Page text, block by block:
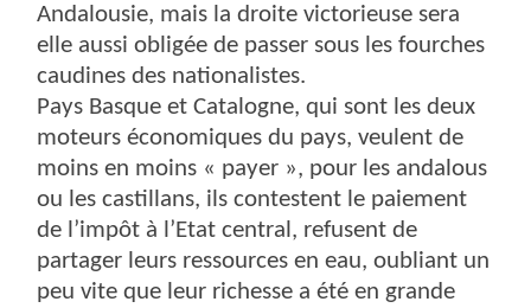
Andalousie, mais la droite victorieuse sera
elle aussi obligée de passer sous les fourches
caudines des nationalistes.
Pays Basque et Catalogne, qui sont les deux
moteurs économiques du pays, veulent de
moins en moins « payer », pour les andalous
ou les castillans, ils contestent le paiement
de l’impôt à l’Etat central, refusent de
partager leurs ressources en eau, oubliant un
peu vite que leur richesse a été en grande